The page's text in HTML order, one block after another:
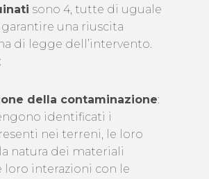
sono 4, tutte di uguale
una riuscita
di legge dell’intervento.
della contaminazione:
identificati i
nei terreni, le loro
natura dei materiali
loro interazioni con le